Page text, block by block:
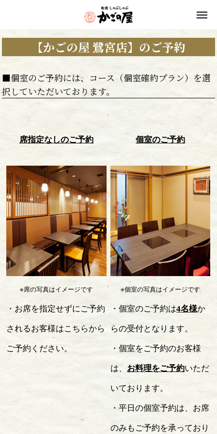
【かごの屋 鷺宮店】のご予約
■個室のご予約には、コース（個室確約プラン）を選
択していただいております。
席指定なしのご予約
※席の写真はイメージです
・お席を指定せずにご予約
されるお客様はこちらから
ご予約ください。
個室のご予約
※個室の写真はイメージです
・個室のご予約は4名様か
らの受付となります。
・個室をご予約のお客様
は、 お料理をご予約いただ
いております。
・平日の個室予約は、お席
のみもご予約を承っており